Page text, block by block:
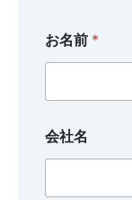
お名前 *
会社名